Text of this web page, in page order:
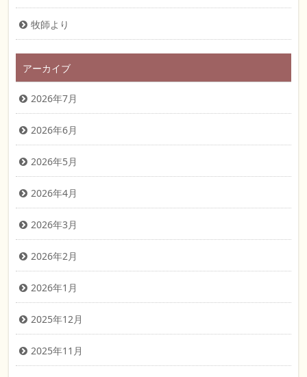
牧師より
アーカイブ
2026年7月
2026年6月
2026年5月
2026年4月
2026年3月
2026年2月
2026年1月
2025年12月
2025年11月